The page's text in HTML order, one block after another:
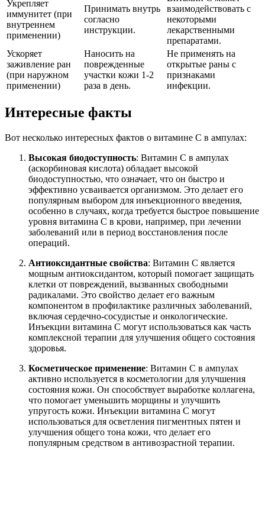
Укрепляет
иммунитет (при
внутреннем
применении)
Принимать внутрь
согласно
инструкции.
взаимодействовать с
некоторыми
лекарственными
препаратами.
Ускоряет
заживление ран
(при наружном
применении)
Наносить на
поврежденные
участки кожи 1-2
раза в день.
Не применять на
открытые раны с
признаками
инфекции.
Интересные факты
Вот несколько интересных фактов о витамине C в ампулах:
Высокая биодоступность: Витамин C в ампулах
(аскорбиновая кислота) обладает высокой
биодоступностью, что означает, что он быстро и
эффективно усваивается организмом. Это делает его
популярным выбором для инъекционного введения,
особенно в случаях, когда требуется быстрое повышение
уровня витамина C в крови, например, при лечении
заболеваний или в период восстановления после
операций.
Антиоксидантные свойства: Витамин C является
мощным антиоксидантом, который помогает защищать
клетки от повреждений, вызванных свободными
радикалами. Это свойство делает его важным
компонентом в профилактике различных заболеваний,
включая сердечно-сосудистые и онкологические.
Инъекции витамина C могут использоваться как часть
комплексной терапии для улучшения общего состояния
здоровья.
Косметическое применение: Витамин C в ампулах
активно используется в косметологии для улучшения
состояния кожи. Он способствует выработке коллагена,
что помогает уменьшить морщины и улучшить
упругость кожи. Инъекции витамина C могут
использоваться для осветления пигментных пятен и
улучшения общего тона кожи, что делает его
популярным средством в антивозрастной терапии.